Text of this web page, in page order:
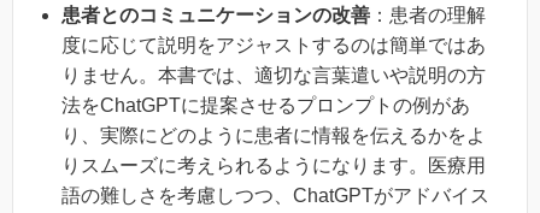
患者とのコミュニケーションの改善 ：患者の理解
度に応じて説明をアジャストするのは簡単ではあ
りません。本書では、適切な言葉遣いや説明の方
法をChatGPTに提案させるプロンプトの例があ
り、実際にどのように患者に情報を伝えるかをよ
りスムーズに考えられるようになります。医療用
語の難しさを考慮しつつ、ChatGPTがアドバイス